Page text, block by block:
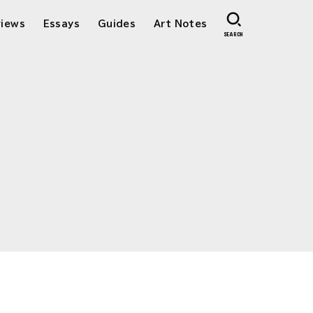
Essays Guides Art Notes
SEARCH